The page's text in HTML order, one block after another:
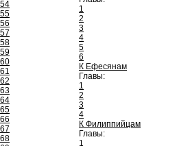
54
55
56
57
58
59
60
61
62
63
64
65
66
67
68
1
2
3
4
5
6
К Ефесянам
Главы:
1
2
3
4
К Филиппийцам
Главы:
1